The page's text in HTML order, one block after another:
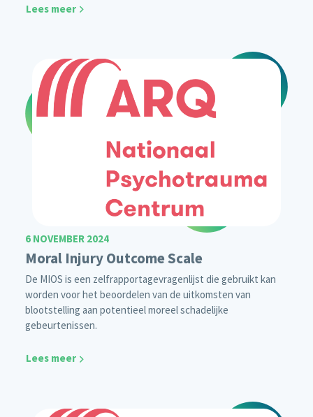
Lees meer
6 NOVEMBER 2024
Moral Injury Outcome Scale
De MIOS is een zelfrapportagevragenlijst die gebruikt kan
worden voor het beoordelen van de uitkomsten van
blootstelling aan potentieel moreel schadelijke
gebeurtenissen.
Lees meer